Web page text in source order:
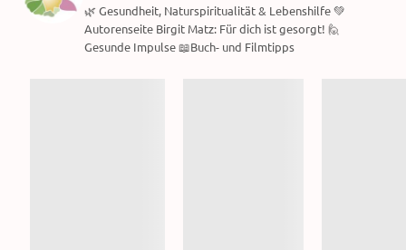
🌿 Gesundheit, Naturspiritualität & Lebenshilfe 💚
Autorenseite Birgit Matz: Für dich ist gesorgt! 🙋
Gesunde Impulse 📖Buch- und Filmtipps